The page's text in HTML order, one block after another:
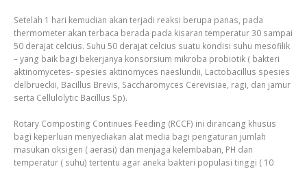
Setelah 1 hari kemudian akan terjadi reaksi berupa panas, pada
thermometer akan terbaca berada pada kisaran temperatur 30 sampai
50 derajat celcius. Suhu 50 derajat celcius suatu kondisi suhu mesofilik
– yang baik bagi bekerjanya konsorsium mikroba probiotik ( bakteri
aktinomycetes- spesies aktinomyces naeslundii, Lactobacillus spesies
delbrueckii, Bacillus Brevis, Saccharomyces Cerevisiae, ragi, dan jamur
serta Cellulolytic Bacillus Sp).
Rotary Composting Continues Feeding (RCCF) ini dirancang khusus
bagi keperluan menyediakan alat media bagi pengaturan jumlah
masukan oksigen ( aerasi) dan menjaga kelembaban, PH dan
temperatur ( suhu) tertentu agar aneka bakteri populasi tinggi ( 10